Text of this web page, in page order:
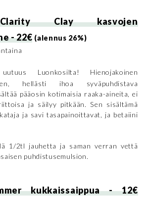
Clay kasvojen
- 22€ (alennus 26%)
Luonkosilta! Hienojakoinen
hellästi ihoa syväpuhdistava
pääosin kotimaisia raaka-aineita, ei
ja säilyy pitkään. Sen sisältämä
ja savi tasapainoittavat, ja betaiini
1/2tl jauhetta ja saman verran vettä
puhdistusemulsion.
kukkaissaippua - 12€